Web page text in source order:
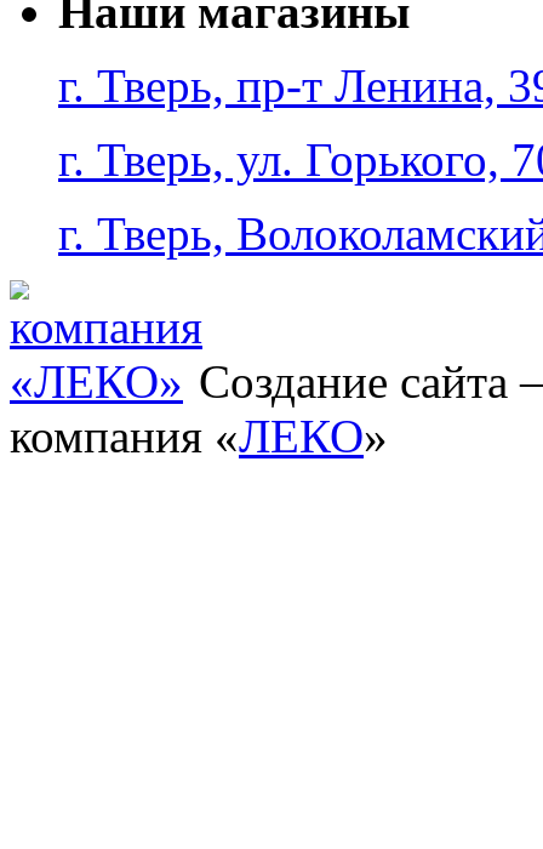
Наши магазины
г. Тверь, пр-т Ленина,
г. Тверь, ул. Горького,
г. Тверь,
Создание сайта
компания «ЛЕКО»